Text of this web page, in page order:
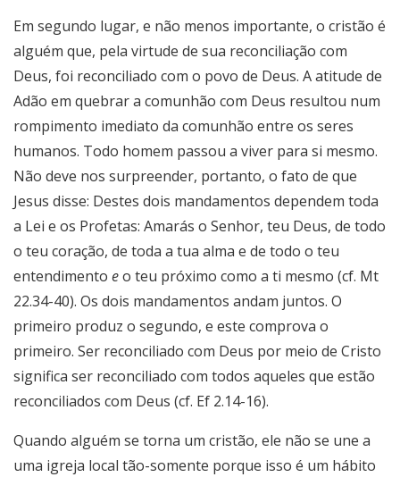
Em segundo lugar, e não menos importante, o cristão é
alguém que, pela virtude de sua reconciliação com
Deus, foi reconciliado com o povo de Deus. A atitude de
Adão em quebrar a comunhão com Deus resultou num
rompimento imediato da comunhão entre os seres
humanos. Todo homem passou a viver para si mesmo.
Não deve nos surpreender, portanto, o fato de que
Jesus disse: Destes dois mandamentos dependem toda
a Lei e os Profetas: Amarás o Senhor, teu Deus, de todo
o teu coração, de toda a tua alma e de todo o teu
entendimento eo teu próximo como a ti mesmo (cf. Mt
22.34-40). Os dois mandamentos andam juntos. O
primeiro produz o segundo, e este comprova o
primeiro. Ser reconciliado com Deus por meio de Cristo
significa ser reconciliado com todos aqueles que estão
reconciliados com Deus (cf. Ef 2.14-16).
Quando alguém se torna um cristão, ele não se une a
uma igreja local tão-somente porque isso é um hábito